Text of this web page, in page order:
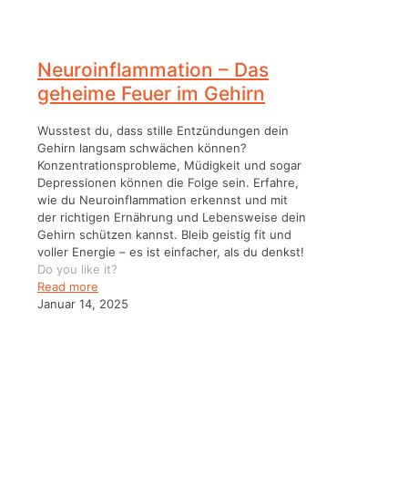
Neuroinflammation – Das
geheime Feuer im Gehirn
Wusstest du, dass stille Entzündungen dein
Gehirn langsam schwächen können?
Konzentrationsprobleme, Müdigkeit und sogar
Depressionen können die Folge sein. Erfahre,
wie du Neuroinflammation erkennst und mit
der richtigen Ernährung und Lebensweise dein
Gehirn schützen kannst. Bleib geistig fit und
voller Energie – es ist einfacher, als du denkst!
Do you like it?
Read more
Januar 14, 2025